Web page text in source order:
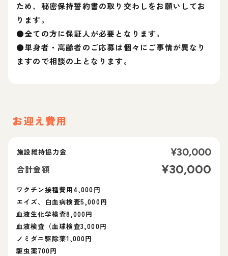
ため、秘密保持誓約書の取り交わしをお願いしてお
ります。
●全ての方に保証人が必要となります。
●単身者・高齢者のご応募は個々にご事情が異なり
ますので相談の上となります。
お迎え費用
施設維持協力金 ¥30,000
合計金額 ¥30,000
ワクチン接種費用4,000円
エイズ、白血病検査5,000円
血液生化学検査8,000円
血液検査（血球検査3,000円
ノミダニ駆除薬1,000円
駆虫薬700円